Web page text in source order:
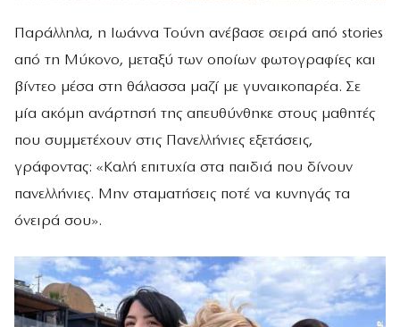
Παράλληλα, η Ιωάννα Τούνη ανέβασε σειρά από stories
από τη Μύκονο, μεταξύ των οποίων φωτογραφίες και
βίντεο μέσα στη θάλασσα μαζί με γυναικοπαρέα. Σε
μία ακόμη ανάρτησή της απευθύνθηκε στους μαθητές
που συμμετέχουν στις Πανελλήνιες εξετάσεις,
γράφοντας: «Καλή επιτυχία στα παιδιά που δίνουν
πανελλήνιες. Μην σταματήσεις ποτέ να κυνηγάς τα
όνειρά σου».